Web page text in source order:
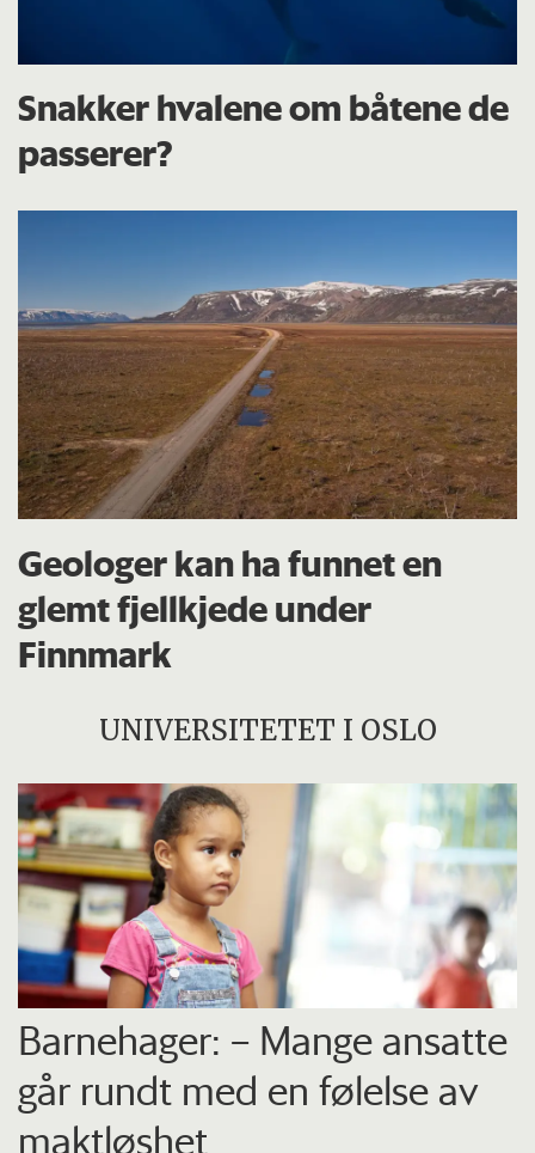
Snakker hvalene om båtene de
passerer?
Geologer kan ha funnet en
glemt fjellkjede under
Finnmark
UNIVERSITETET I OSLO
Barnehager: – Mange ansatte
går rundt med en følelse av
maktløshet